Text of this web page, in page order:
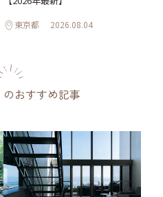
東京都 2026.08.04
のおすすめ記事